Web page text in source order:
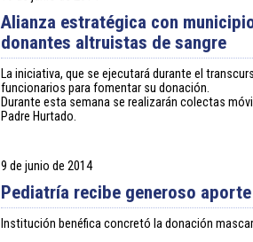
Alianza estratégica con
donantes altruistas de sangre
La iniciativa, que se ejecutará durante el
funcionarios para fomentar su donación.
Durante esta semana se realizarán colectas
Padre Hurtado.
9 de junio de 2014
Pediatría recibe generoso
Institución benéfica concretó la donación